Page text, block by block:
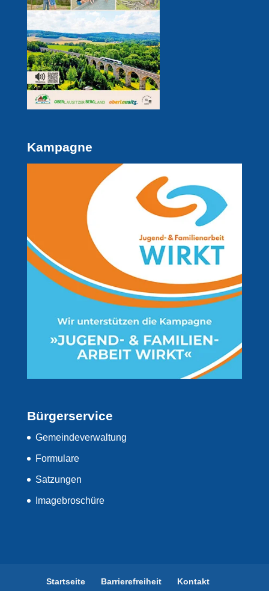
Kampagne
Bürgerservice
Gemeindeverwaltung
Formulare
Satzungen
Imagebroschüre
Startseite Barrierefreiheit Kontakt